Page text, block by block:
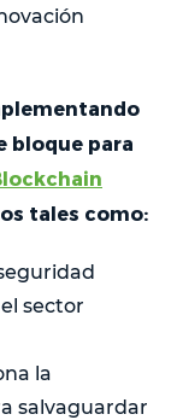
bloque para
tales como:
sector
la
salvaguardar